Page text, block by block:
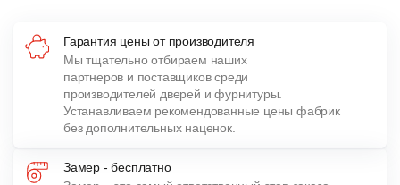
Гарантия цены от производителя
Мы тщательно отбираем наших
партнеров и поставщиков среди
производителей дверей и фурнитуры.
Устанавливаем рекомендованные цены фабрик
без дополнительных наценок.
Замер - бесплатно